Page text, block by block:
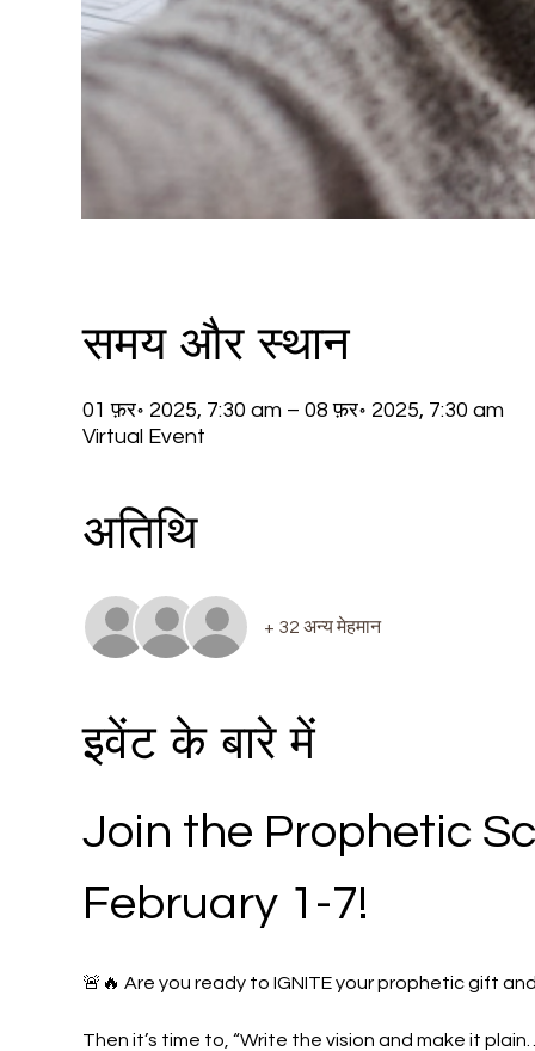
समय और स्थान
01 फ़र॰ 2025, 7:30 am – 08 फ़र॰ 2025, 7:30 am
Virtual Event
अतिथि
+ 32 अन्य मेहमान
इवेंट के बारे में
Join the Prophetic
February 1-7!
🚨🔥 Are you ready to IGNITE your prophetic gift
Then it’s time to, “Write the vision and make it